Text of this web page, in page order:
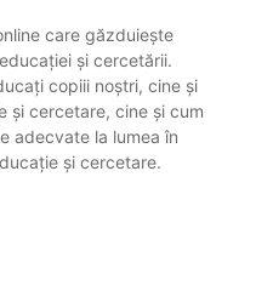
care găzduiește
și cercetării.
copiii noștri, cine și
și cercetare, cine și cum
adecvate la lumea în
și cercetare.